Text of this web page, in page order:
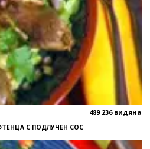
489 236 видяна
С ПОДЛУЧЕН СОС